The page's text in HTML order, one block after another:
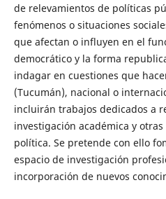
de relevamientos de políticas
fenómenos o situaciones
que afectan o influyen en el
democrático y la forma
indagar en cuestiones que
(Tucumán), nacional o
incluirán trabajos dedicados a
investigación académica y
política. Se pretende con ello
espacio de investigación
incorporación de nuevos